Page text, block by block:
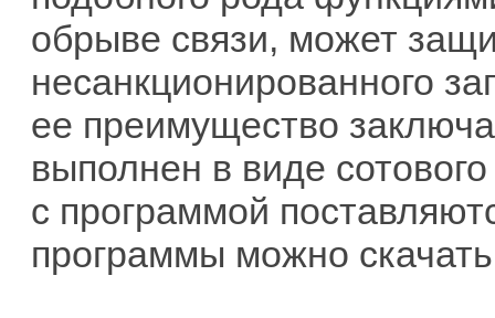
обрыве связи, может
несанкционированного
ее преимущество
выполнен в виде
с программой
программы можно